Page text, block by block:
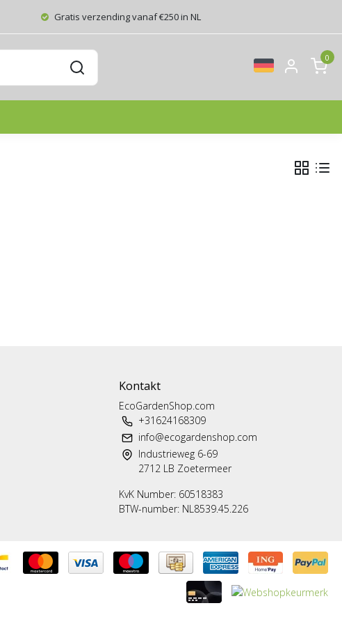
Gratis verzending vanaf €250 in NL
0
Kontakt
EcoGardenShop.com
+31624168309
info@ecogardenshop.com
Industrieweg 6-69
2712 LB Zoetermeer
KvK Number: 60518383
BTW-number: NL8539.45.226